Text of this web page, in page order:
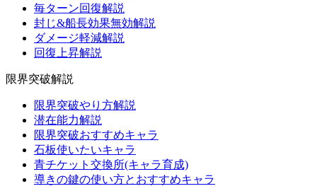
毎ターン回復解説
封じ&船長効果無効解説
ダメージ軽減解説
回復上昇解説
限界突破解説
限界突破やり方解説
潜在能力解説
限界突破おすすめキャラ
石板使いたいキャラ
青チケット交換所(キャラ育成)
導きの鍵の使い方とおすすめキャラ